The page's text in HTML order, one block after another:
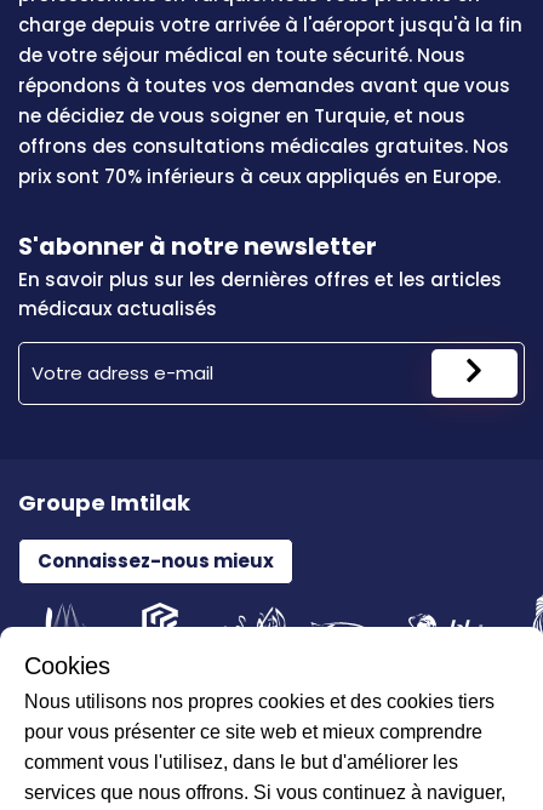
charge depuis votre arrivée à l'aéroport jusqu'à la fin
de votre séjour médical en toute sécurité. Nous
répondons à toutes vos demandes avant que vous
ne décidiez de vous soigner en Turquie, et nous
offrons des consultations médicales gratuites. Nos
prix sont 70% inférieurs à ceux appliqués en Europe.
S'abonner à notre newsletter
En savoir plus sur les dernières offres et les articles
médicaux actualisés
Groupe Imtilak
Connaissez-nous mieux
Tous droits réservés pour ILAJAK Medical © 2026
Cookies
Nous utilisons nos propres cookies et des cookies tiers
pour vous présenter ce site web et mieux comprendre
comment vous l'utilisez, dans le but d'améliorer les
services que nous offrons. Si vous continuez à naviguer,